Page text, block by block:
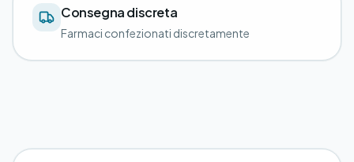
Consegna discreta
Farmaci confezionati discretamente